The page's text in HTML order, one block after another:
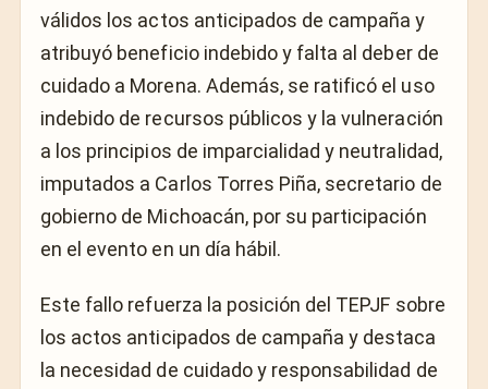
válidos los actos anticipados de campaña y
atribuyó beneficio indebido y falta al deber de
cuidado a Morena. Además, se ratificó el uso
indebido de recursos públicos y la vulneración
a los principios de imparcialidad y neutralidad,
imputados a Carlos Torres Piña, secretario de
gobierno de Michoacán, por su participación
en el evento en un día hábil.
Este fallo refuerza la posición del TEPJF sobre
los actos anticipados de campaña y destaca
la necesidad de cuidado y responsabilidad de